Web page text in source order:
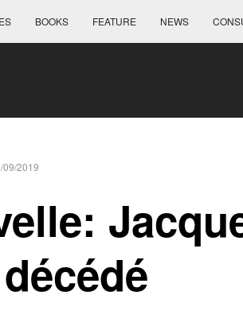
BOOKS FEATURE NEWS
09/2019